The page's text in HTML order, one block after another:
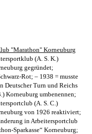
"Marathon" Korneuburg
(A. S. K.)
gegründet;
Rot; – 1938 = musste
Deutscher Turn und Reichs
Korneuburg umbenennen;
(A. S. C.)
von 1926 reaktiviert;
in Arbeitersportclub
Sparkasse“ Korneuburg;